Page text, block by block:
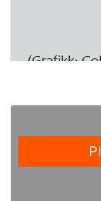
(Grafikk: